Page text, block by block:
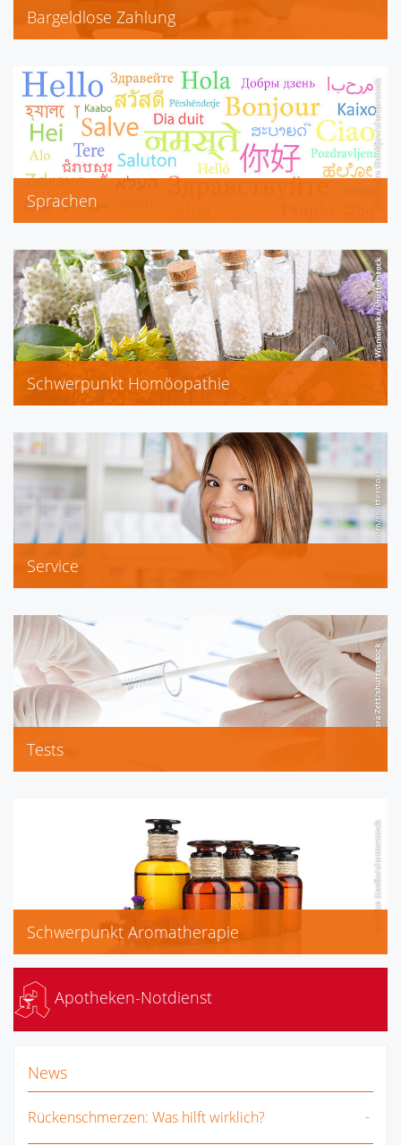
Bargeldlose Zahlung
Kreditkarte
Sprachen
Französisch
Schwerpunkt Homöopathie
Service
Tests
Schwerpunkt Aromatherapie
Apotheken-Notdienst
News
Rückenschmerzen: Was hilft wirklich?